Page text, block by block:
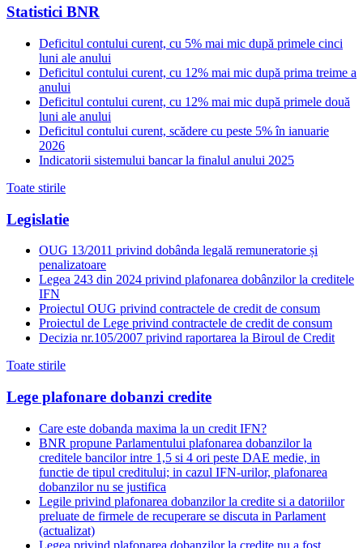
Statistici BNR
Deficitul contului curent, cu 5% mai mic după primele cinci
luni ale anului
Deficitul contului curent, cu 12% mai mic după prima treime a
anului
Deficitul contului curent, cu 12% mai mic după primele două
luni ale anului
Deficitul contului curent, scădere cu peste 5% în ianuarie
2026
Indicatorii sistemului bancar la finalul anului 2025
Toate stirile
Legislatie
OUG 13/2011 privind dobânda legală remuneratorie și
penalizatoare
Legea 243 din 2024 privind plafonarea dobânzilor la creditele
IFN
Proiectul OUG privind contractele de credit de consum
Proiectul de Lege privind contractele de credit de consum
Decizia nr.105/2007 privind raportarea la Biroul de Credit
Toate stirile
Lege plafonare dobanzi credite
Care este dobanda maxima la un credit IFN?
BNR propune Parlamentului plafonarea dobanzilor la
creditele bancilor intre 1,5 si 4 ori peste DAE medie, in
functie de tipul creditului; in cazul IFN-urilor, plafonarea
dobanzilor nu se justifica
Legile privind plafonarea dobanzilor la credite si a datoriilor
preluate de firmele de recuperare se discuta in Parlament
(actualizat)
Legea privind plafonarea dobanzilor la credite nu a fost